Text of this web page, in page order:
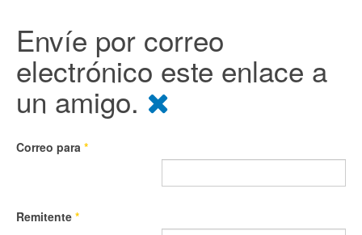
Envíe por correo
electrónico este enlace a
un amigo.
Correo para *
Remitente *